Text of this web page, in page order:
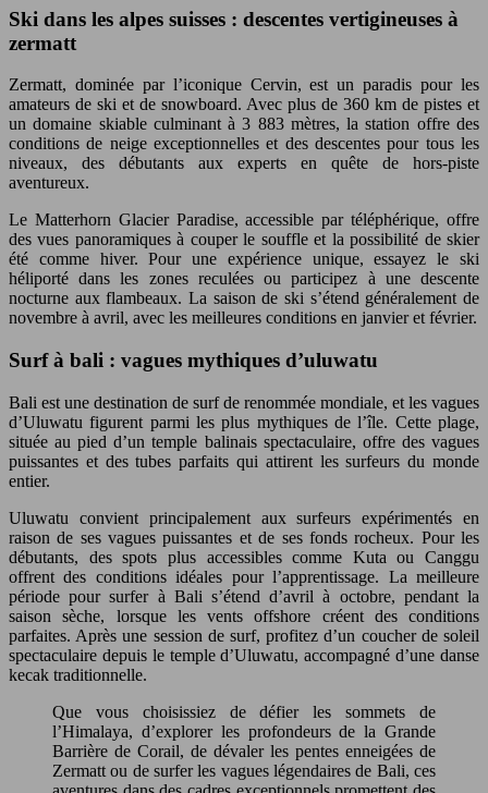
Ski dans les alpes suisses : descentes vertigineuses à
zermatt
Zermatt, dominée par l’iconique Cervin, est un paradis pour les
amateurs de ski et de snowboard. Avec plus de 360 km de pistes et
un domaine skiable culminant à 3 883 mètres, la station offre des
conditions de neige exceptionnelles et des descentes pour tous les
niveaux, des débutants aux experts en quête de hors-piste
aventureux.
Le Matterhorn Glacier Paradise, accessible par téléphérique, offre
des vues panoramiques à couper le souffle et la possibilité de skier
été comme hiver. Pour une expérience unique, essayez le ski
héliporté dans les zones reculées ou participez à une descente
nocturne aux flambeaux. La saison de ski s’étend généralement de
novembre à avril, avec les meilleures conditions en janvier et février.
Surf à bali : vagues mythiques d’uluwatu
Bali est une destination de surf de renommée mondiale, et les vagues
d’Uluwatu figurent parmi les plus mythiques de l’île. Cette plage,
située au pied d’un temple balinais spectaculaire, offre des vagues
puissantes et des tubes parfaits qui attirent les surfeurs du monde
entier.
Uluwatu convient principalement aux surfeurs expérimentés en
raison de ses vagues puissantes et de ses fonds rocheux. Pour les
débutants, des spots plus accessibles comme Kuta ou Canggu
offrent des conditions idéales pour l’apprentissage. La meilleure
période pour surfer à Bali s’étend d’avril à octobre, pendant la
saison sèche, lorsque les vents offshore créent des conditions
parfaites. Après une session de surf, profitez d’un coucher de soleil
spectaculaire depuis le temple d’Uluwatu, accompagné d’une danse
kecak traditionnelle.
Que vous choisissiez de défier les sommets de
l’Himalaya, d’explorer les profondeurs de la Grande
Barrière de Corail, de dévaler les pentes enneigées de
Zermatt ou de surfer les vagues légendaires de Bali, ces